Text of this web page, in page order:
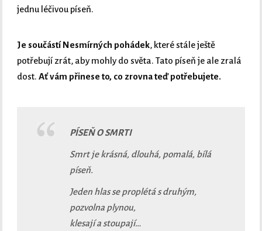
jednu léčivou píseň.
Je součástí Nesmírných pohádek, které stále ještě
potřebují zrát, aby mohly do světa. Tato píseň je ale zralá
dost.Ať vám přinese to, co zrovna teď potřebujete.
PÍSEŇ O SMRTI
Smrt je krásná, dlouhá, pomalá, bílá
píseň.
Jeden hlas se proplétá s druhým,
pozvolna plynou,
klesají a stoupají…